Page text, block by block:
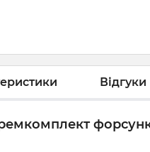
Відгуки